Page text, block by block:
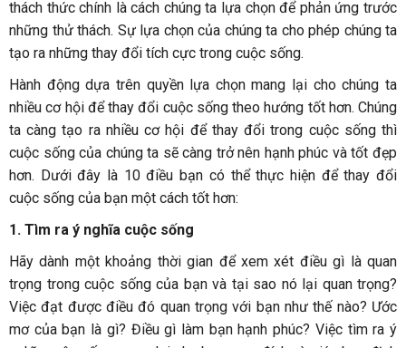
thách thức chính là cách chúng ta lựa chọn để phản ứng trước
những thử thách. Sự lựa chọn của chúng ta cho phép chúng ta
tạo ra những thay đổi tích cực trong cuộc sống.
Hành động dựa trên quyền lựa chọn mang lại cho chúng ta
nhiều cơ hội để thay đổi cuộc sống theo hướng tốt hơn. Chúng
ta càng tạo ra nhiều cơ hội để thay đổi trong cuộc sống thì
cuộc sống của chúng ta sẽ càng trở nên hạnh phúc và tốt đẹp
hơn. Dưới đây là 10 điều bạn có thể thực hiện để thay đổi
cuộc sống của bạn một cách tốt hơn:
1. Tìm ra ý nghĩa cuộc sống
Hãy dành một khoảng thời gian để xem xét điều gì là quan
trọng trong cuộc sống của bạn và tại sao nó lại quan trọng?
Việc đạt được điều đó quan trọng với bạn như thế nào? Ước
mơ của bạn là gì? Điều gì làm bạn hạnh phúc? Việc tìm ra ý